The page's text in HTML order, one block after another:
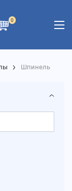
0
Шпинель